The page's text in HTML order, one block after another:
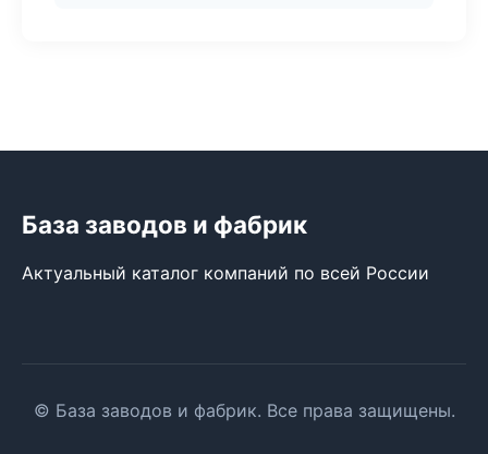
База заводов и фабрик
Актуальный каталог компаний по всей России
© База заводов и фабрик. Все права защищены.